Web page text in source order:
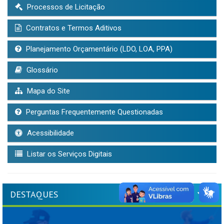
Processos de Licitação
Contratos e Termos Aditivos
Planejamento Orçamentário (LDO, LOA, PPA)
Glossário
Mapa do Site
Perguntas Frequentemente Questionadas
Acessibilidade
Listar os Serviços Digitais
DESTAQUES